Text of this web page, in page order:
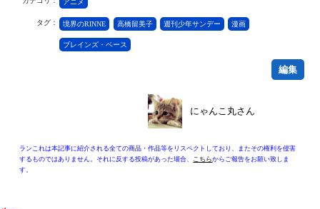
アニメ
タグ： 境界のRINNE 高橋留美子 週刊少年サンデー 漫画
ブレインズ・ベース
編集
にゃんこ丸さん
ランこれは本記事に紹介される全ての商品・作品等をリスペクトしており、またその権利を侵害
するものではありません。それに反する投稿があった場合、 こちらからご報告をお願い致しま
す。